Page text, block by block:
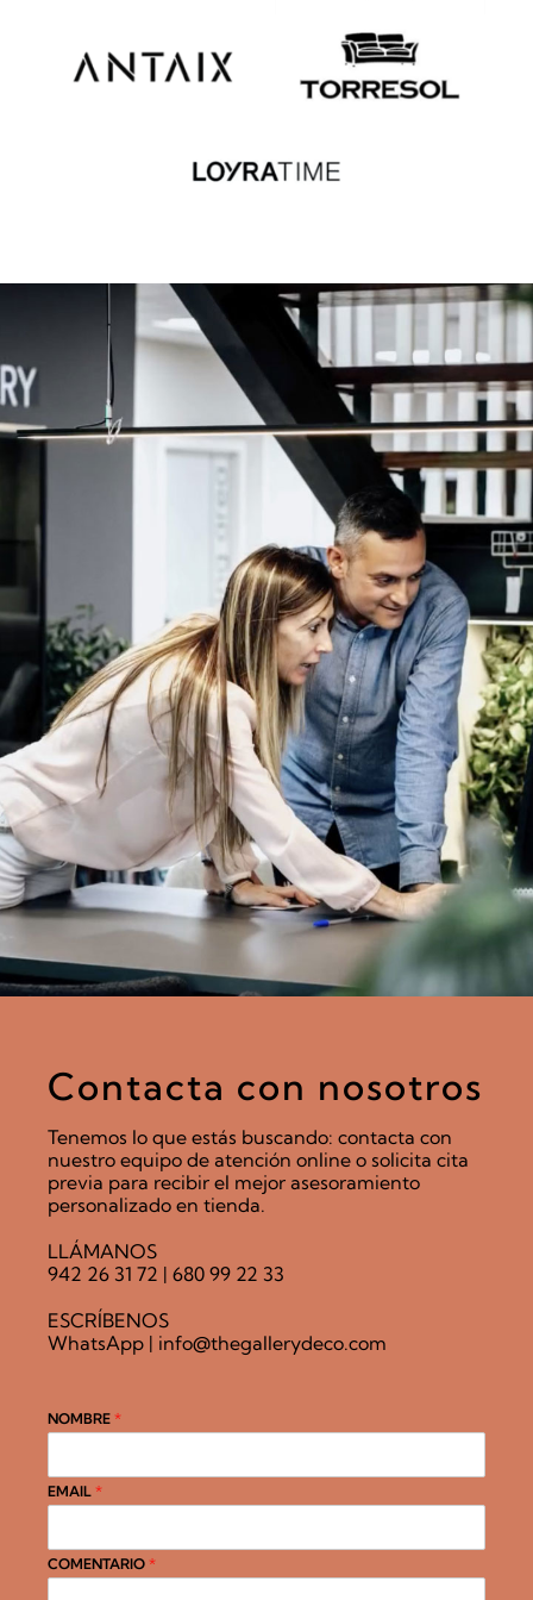
Contacta con nosotros
Tenemos lo que estás buscando: contacta con
nuestro equipo de atención online o solicita cita
previa para recibir el mejor asesoramiento
personalizado en tienda.
LLÁMANOS
942 26 31 72 | 680 99 22 33
ESCRÍBENOS
WhatsApp| info@thegallerydeco.com
NOMBRE *
EMAIL *
COMENTARIO *